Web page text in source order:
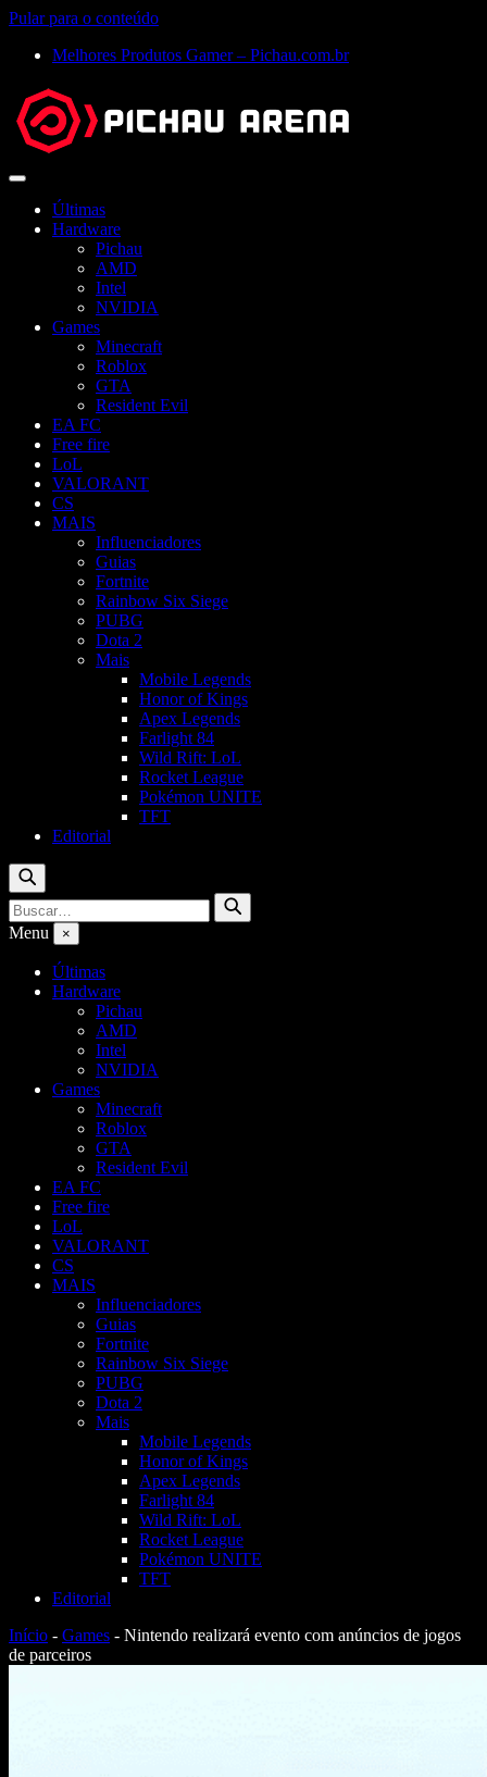
Pular para o conteúdo
Melhores Produtos Gamer – Pichau.com.br
Abrir
Últimas
Hardware
Pichau
AMD
Intel
NVIDIA
Games
Minecraft
Roblox
GTA
Resident Evil
EA FC
Free fire
LoL
VALORANT
CS
MAIS
Influenciadores
Guias
Fortnite
Rainbow Six Siege
PUBG
Dota 2
Mais
Mobile Legends
Honor of Kings
Apex Legends
Farlight 84
Wild Rift: LoL
Rocket League
Pokémon UNITE
TFT
Editorial
Buscar
Buscar
por:
Buscar
Menu ×
Últimas
Hardware
Pichau
AMD
Intel
NVIDIA
Games
Minecraft
Roblox
GTA
Resident Evil
EA FC
Free fire
LoL
VALORANT
CS
MAIS
Influenciadores
Guias
Fortnite
Rainbow Six Siege
PUBG
Dota 2
Mais
Mobile Legends
Honor of Kings
Apex Legends
Farlight 84
Wild Rift: LoL
Rocket League
Pokémon UNITE
TFT
Editorial
Início - Games - Nintendo realizará evento com anúncios de jogos
de parceiros